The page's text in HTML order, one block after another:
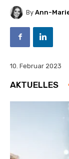
By Ann-
10. Februar 2023
AKTUELLES